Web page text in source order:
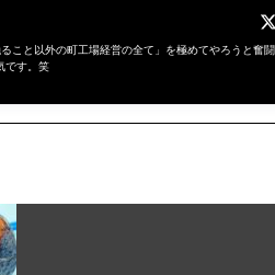
こと以外の町工場経営の全て」を極めてやろうと奮闘
です。笑